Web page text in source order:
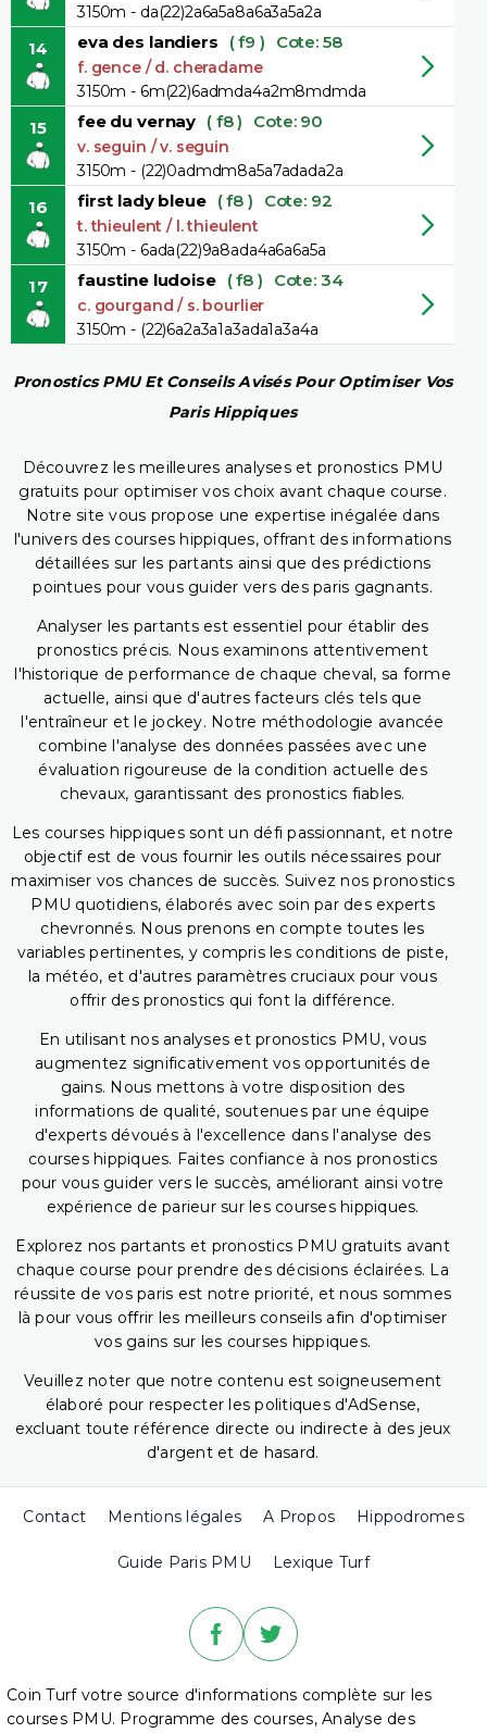
3150m - da(22)2a6a5a8a6a3a5a2a
14 eva des landiers ( f9 ) Cote: 58
f. gence / d. cheradame
3150m - 6m(22)6admda4a2m8mdmda
15 fee du vernay ( f8 ) Cote: 90
v. seguin / v. seguin
3150m - (22)0admdm8a5a7adada2a
16 first lady bleue ( f8 ) Cote: 92
t. thieulent / l. thieulent
3150m - 6ada(22)9a8ada4a6a6a5a
17 faustine ludoise ( f8 ) Cote: 34
c. gourgand / s. bourlier
3150m - (22)6a2a3a1a3ada1a3a4a
Pronostics PMU Et Conseils Avisés Pour Optimiser Vos
Paris Hippiques
Découvrez les meilleures analyses et pronostics PMU
gratuits pour optimiser vos choix avant chaque course.
Notre site vous propose une expertise inégalée dans
l'univers des courses hippiques, offrant des informations
détaillées sur les partants ainsi que des prédictions
pointues pour vous guider vers des paris gagnants.
Analyser les partants est essentiel pour établir des
pronostics précis. Nous examinons attentivement
l'historique de performance de chaque cheval, sa forme
actuelle, ainsi que d'autres facteurs clés tels que
l'entraîneur et le jockey. Notre méthodologie avancée
combine l'analyse des données passées avec une
évaluation rigoureuse de la condition actuelle des
chevaux, garantissant des pronostics fiables.
Les courses hippiques sont un défi passionnant, et notre
objectif est de vous fournir les outils nécessaires pour
maximiser vos chances de succès. Suivez nos pronostics
PMU quotidiens, élaborés avec soin par des experts
chevronnés. Nous prenons en compte toutes les
variables pertinentes, y compris les conditions de piste,
la météo, et d'autres paramètres cruciaux pour vous
offrir des pronostics qui font la différence.
En utilisant nos analyses et pronostics PMU, vous
augmentez significativement vos opportunités de
gains. Nous mettons à votre disposition des
informations de qualité, soutenues par une équipe
d'experts dévoués à l'excellence dans l'analyse des
courses hippiques. Faites confiance à nos pronostics
pour vous guider vers le succès, améliorant ainsi votre
expérience de parieur sur les courses hippiques.
Explorez nos partants et pronostics PMU gratuits avant
chaque course pour prendre des décisions éclairées. La
réussite de vos paris est notre priorité, et nous sommes
là pour vous offrir les meilleurs conseils afin d'optimiser
vos gains sur les courses hippiques.
Veuillez noter que notre contenu est soigneusement
élaboré pour respecter les politiques d'AdSense,
excluant toute référence directe ou indirecte à des jeux
d'argent et de hasard.
Contact Mentions légales A Propos Hippodromes
Guide Paris PMU Lexique Turf
Coin Turf votre source d'informations complète sur les
courses PMU. Programme des courses, Analyse des